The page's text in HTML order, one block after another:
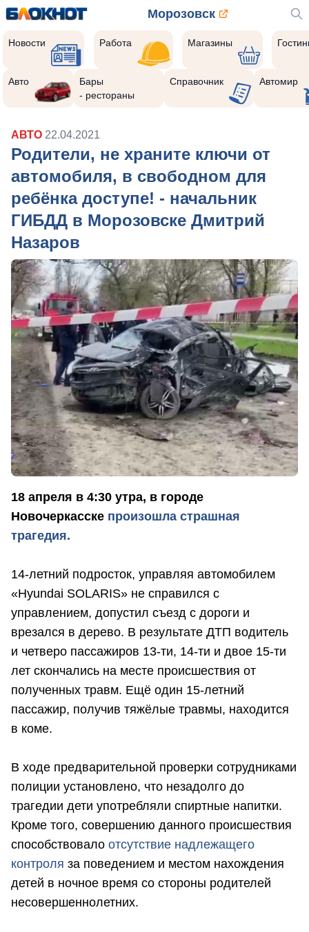
Морозовск
Новости Работа Магазины
Авто
Бары
- рестораны
Справочник Автомир
АВТО 22.04.2021
Родители, не храните ключи от
автомобиля, в свободном для
ребёнка доступе! - начальник
ГИБДД в Морозовске Дмитрий
Назаров
18 апреля в 4:30 утра, в городе
Новочеркасске произошла страшная
трагедия.
14-летний подросток, управляя автомобилем
«Hyundai SOLARIS» не справился с
управлением, допустил съезд с дороги и
врезался в дерево. В результате ДТП водитель
и четверо пассажиров 13-ти, 14-ти и двое 15-ти
лет скончались на месте происшествия от
полученных травм. Ещё один 15-летний
пассажир, получив тяжёлые травмы, находится
в коме.
В ходе предварительной проверки сотрудниками
полиции установлено, что незадолго до
трагедии дети употребляли спиртные напитки.
Кроме того, совершению данного происшествия
способствовало отсутствие надлежащего
контроля за поведением и местом нахождения
детей в ночное время со стороны родителей
несовершеннолетних.